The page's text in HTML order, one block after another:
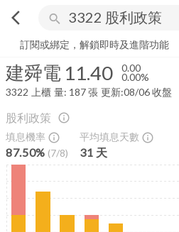
arrow_back_ios search
建舜電 11.40 0.00%
訂閱或綁定，解鎖即時及進階功能
建舜電 11.40 0.00
0.00%
3322
上櫃 量: 187張 更新:08/06 收盤
股利政策 info_outline
填息機率 info_outline
87.50% (7/8)
平均填息天數 info_outline
31 天